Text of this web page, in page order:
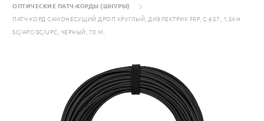
ОПТИЧЕСКИЕ ПАТЧ-КОРДЫ (ШНУРЫ)
ПАТЧ-КОРД САМОНЕСУЩИЙ ДРОП КРУГЛЫЙ, ДИЭЛЕКТРИК FRP, G.657, 1,5КН
SC/APC-SC/UPC, ЧЕРНЫЙ, 70 М.